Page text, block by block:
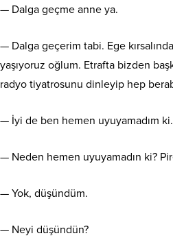
— Dalga geçme anne ya.
— Dalga geçerim tabi. Ege
yaşıyoruz oğlum. Etrafta bizden
radyo tiyatrosunu dinleyip hep
— İyi de ben hemen uyuyamadım ki.
— Neden hemen uyuyamadın ki?
— Yok, düşündüm.
— Neyi düşündün?